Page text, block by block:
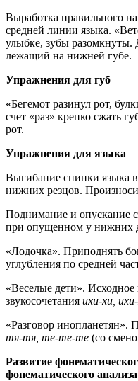
Выработка правильного
средней линии языка.
улыбке, зубы разомкнуты.
лежащий на нижней губе.
Упражнения для губ
«Бегемот разинул рот,
счет «раз» крепко сжать
рот.
Упражнения для языка
Выгибание спинки языка
нижних резцов.
Поднимание и опускание
при опущенном у нижних
«Лодочка». Приподнять
углубления по средней
«Веселые дети».
звукосочетания ихи-хи,
«Разговор инопланетян».
тя-тя, те-те-те (со
Развитие
фонематического анализа